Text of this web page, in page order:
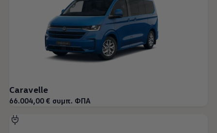
Caravelle
66.004,00 € συμπ. ΦΠΑ